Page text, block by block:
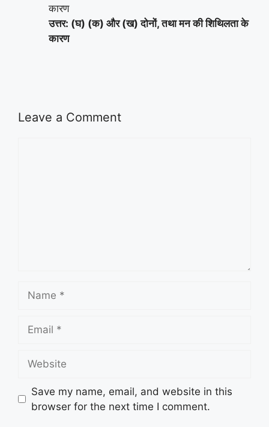
कारण
उत्तर: (घ) (क) और (ख) दोनों, तथा मन की शिथिलता के
कारण
Leave a Comment
Save my name, email, and website in this
browser for the next time I comment.